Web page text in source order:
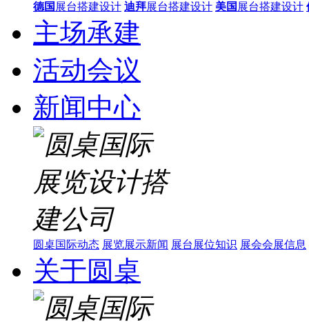
德国 展台搭建设计 迪拜展台搭建设计 美国 展台搭建设计
主场承建
活动会议
新闻中心
圆桌国际动态 展览展示新闻 展台展位知识 展会会展信息
关于圆桌